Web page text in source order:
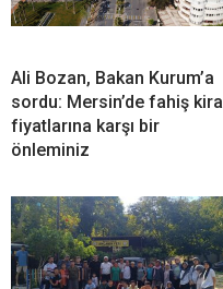
Ali Bozan, Bakan Kurum’a
sordu: Mersin’de fahiş kira
fiyatlarına karşı bir
önleminiz